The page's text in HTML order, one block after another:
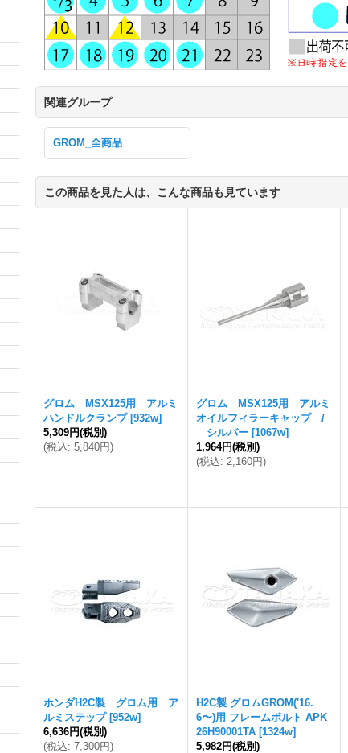
関連グループ
GROM_全商品
この商品を見た人は、こんな商品も見ています
グロム MSX125用 アルミ
ハンドルクランプ [932w]
5,309円(税別)
(税込: 5,840円)
グロム MSX125用 アルミ
オイルフィラーキャップ /
シルバー [1067w]
1,964円(税別)
(税込: 2,160円)
ホンダH2C製 グロム用 ア
ルミステップ [952w]
6,636円(税別)
(税込: 7,300円)
H2C製 グロムGROM('16.
6〜)用 フレームボルト APK
26H90001TA [1324w]
5,982円(税別)